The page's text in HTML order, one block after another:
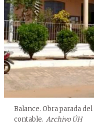
Balance. Obra parada
contable. Archivo ÚH